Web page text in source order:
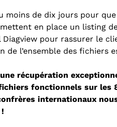
moins de dix jours pour
en place un listing
pour rassurer le
de l’ensemble des fichiers
récupération
fonctionnels sur les
internationaux